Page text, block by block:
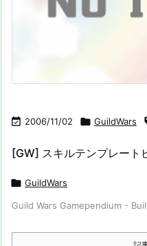
 2006/11/02  GuildWars
[GW] スキルテンプレート
 GuildWars
Guild Wars Gamependium -